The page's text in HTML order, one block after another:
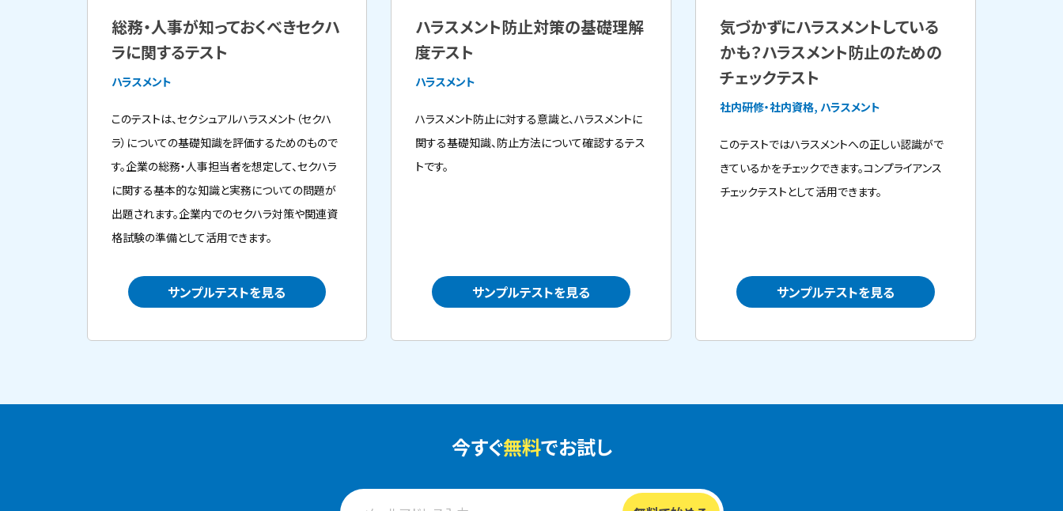
総務・人事が知っておくべきセクハ
ラに関するテスト
ハラスメント
このテストは、セクシュアルハラスメント（セクハ
ラ）についての基礎知識を評価するためのもので
す。企業の総務・人事担当者を想定して、セクハラ
に関する基本的な知識と実務についての問題が
出題されます。企業内でのセクハラ対策や関連資
格試験の準備として活用できます。
サンプルテストを見る
ハラスメント防止対策の基礎理解
度テスト
ハラスメント
ハラスメント防止に対する意識と、ハラスメントに
関する基礎知識、防止方法について確認するテス
トです。
サンプルテストを見る
気づかずにハラスメントしている
かも？ハラスメント防止のための
チェックテスト
社内研修・社内資格, ハラスメント
このテストではハラスメントへの正しい認識がで
きているかをチェックできます。コンプライアンス
チェックテストとして活用できます。
サンプルテストを見る
今すぐ無料でお試し